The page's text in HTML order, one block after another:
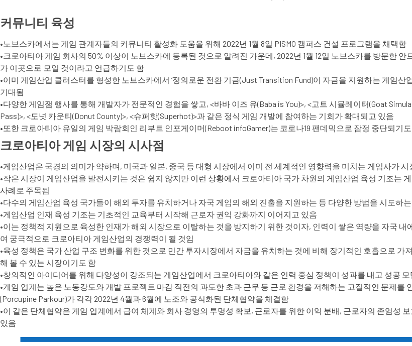
커뮤니티 육성
•노브스카에서는 게임 관계자들의 커뮤니티 활성화 도움을 위해 2022년 1월 8일 PISMO 캠퍼스 건설 프로그램을 채택함
•크로아티아 게임 회사의 50% 이상이 노브스카에 등록된 것으로 알려진 가운데, 2022년 1월 12일 노브스카를 방문한
가 이곳으로 모일 것이라고 언급하기도 함
•이미 게임산업 클러스터를 형성한 노브스카에서 ‘정의로운 전환 기금(Just Transition Fund)이 자금을 지원하는 게임
기대됨
•다양한 게임잼 행사를 통해 개발자가 전문적인 경험을 쌓고, <바바 이즈 유(Baba is You)>, <고트 시뮬레이터(Goat
Pass)>, <도넛 카운티(Donut County)>, <슈퍼핫(Superhot)>과 같은 정식 게임 개발에 참여하는 기회가 확대되고 있음
•또한 크로아티아 유일의 게임 박람회인 리부트 인포게이머(Reboot infoGamer)는 코로나19 팬데믹으로 잠정 중단되
크로아티아 게임 시장의 시사점
•게임산업은 국경의 의미가 약하며, 미국과 일본, 중국 등 대형 시장에서 이미 전 세계적인 영향력을 미치는 게임사가
•작은 시장이 게임산업을 발전시키는 것은 쉽지 않지만 이런 상황에서 크로아티아 국가 차원의 게임산업 육성 기조는
사례로 주목됨
•다수의 게임산업 육성 국가들이 해외 투자를 유치하거나 자국 게임의 해외 진출을 지원하는 등 다양한 방법을 시도
•게임산업 인재 육성 기조는 기초적인 교육부터 시작해 근로자 권익 강화까지 이어지고 있음
•이는 정책적 지원으로 육성한 인재가 해외 시장으로 이탈하는 것을 방지하기 위한 것이자, 인력이 쌓은 역량을 자국
여 궁극적으로 크로아티아 게임산업의 경쟁력이 될 것임
•육성 정책은 국가 산업 구조 변화를 위한 것으로 민간 투자시장에서 자금을 유치하는 것에 비해 장기적인 호흡으로
해 볼 수 있는 시장이기도 함
•창의적인 아이디어를 위해 다양성이 강조되는 게임산업에서 크로아티아와 같은 인력 중심 정책이 성과를 내고 성공
•게임 업계는 높은 노동강도와 개발 프로젝트 마감 직전의 과도한 초과 근무 등 근로 환경을 저해하는 고질적인 문제를
(Porcupine Parkour)가 각각 2022년 4월과 6월에 노조와 공식화된 단체협약을 체결함
•이 같은 단체협약은 게임 업계에서 급여 체계와 회사 경영의 투명성 확보, 근로자를 위한 이익 분배, 근로자의 존엄성
있음